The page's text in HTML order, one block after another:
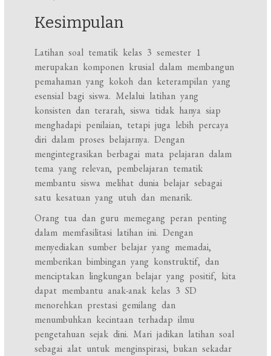
Kesimpulan
Latihan soal tematik kelas 3 semester 1
merupakan komponen krusial dalam membangun
pemahaman yang kokoh dan keterampilan yang
esensial bagi siswa. Melalui latihan yang
konsisten dan terarah, siswa tidak hanya siap
menghadapi penilaian, tetapi juga lebih percaya
diri dalam proses belajarnya. Dengan
mengintegrasikan berbagai mata pelajaran dalam
tema yang relevan, pembelajaran tematik
membantu siswa melihat dunia belajar sebagai
satu kesatuan yang utuh dan menarik.
Orang tua dan guru memegang peran penting
dalam memfasilitasi latihan ini. Dengan
menyediakan sumber belajar yang memadai,
memberikan bimbingan yang konstruktif, dan
menciptakan lingkungan belajar yang positif, kita
dapat membantu anak-anak kelas 3 SD
menorehkan prestasi gemilang dan
menumbuhkan kecintaan terhadap ilmu
pengetahuan sejak dini. Mari jadikan latihan soal
sebagai alat untuk menginspirasi, bukan sekadar